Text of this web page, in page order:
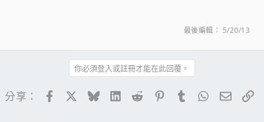
最後編輯： 5/20/13
你必須登入或註冊才能在此回覆。
分享： FacebookBlueskyLinkedIn
Reddit PinterestTumblrWhatsApp
電子